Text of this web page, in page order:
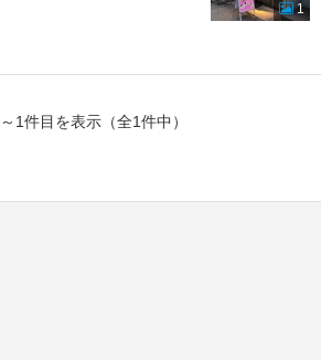
1
1件目を表示（全1件中）